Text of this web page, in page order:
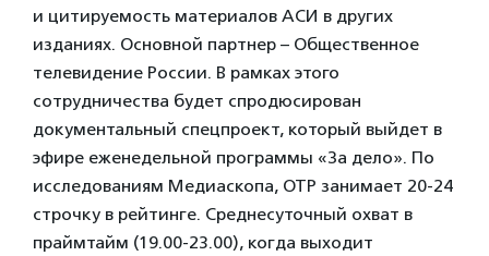
и цитируемость материалов АСИ в других
изданиях. Основной партнер – Общественное
телевидение России. В рамках этого
сотрудничества будет спродюсирован
документальный спецпроект, который выйдет в
эфире еженедельной программы «За дело». По
исследованиям Медиаскопа, ОТР занимает 20-24
строчку в рейтинге. Среднесуточный охват в
праймтайм (19.00-23.00), когда выходит